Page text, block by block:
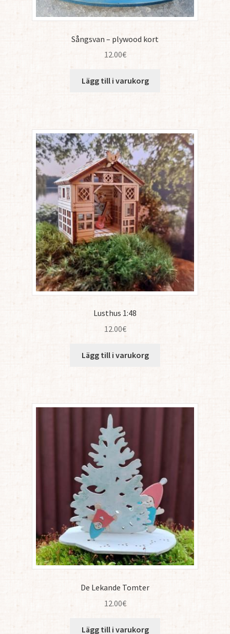
Sångsvan – plywood kort
12.00€
Lägg till i varukorg
Lusthus 1:48
12.00€
Lägg till i varukorg
De Lekande Tomter
12.00€
Lägg till i varukorg